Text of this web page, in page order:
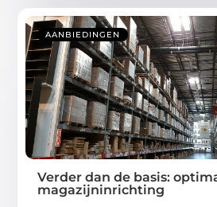
AANBIEDINGEN
Verder dan de basis:
magazijninrichting